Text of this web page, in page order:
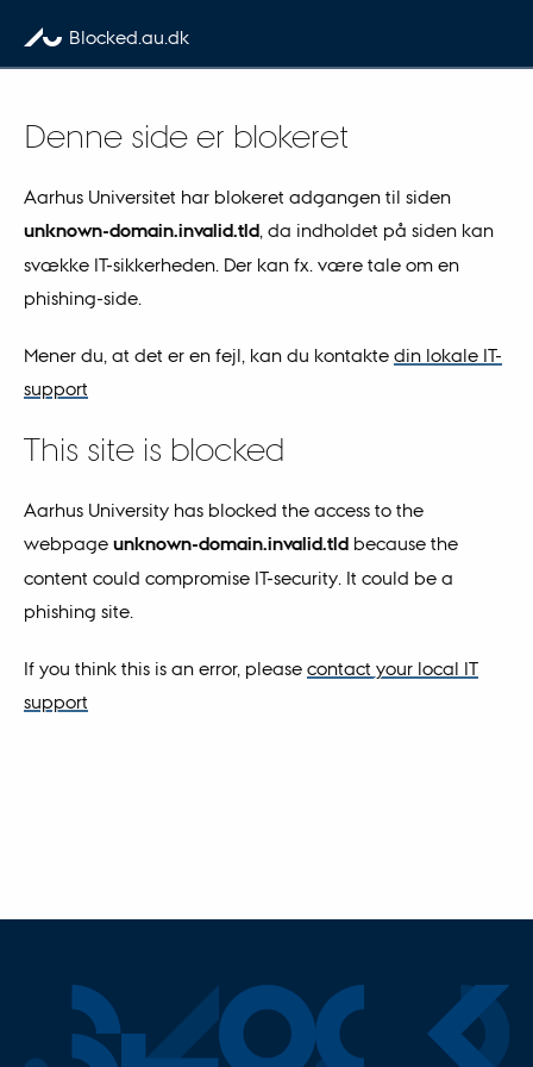
Skip to content
Blocked.au.dk
Denne side er blokeret
Aarhus Universitet har blokeret adgangen til siden
unknown-domain.invalid.tld, da indholdet på siden kan
svække IT-sikkerheden. Der kan fx. være tale om en
phishing-side.
Mener du, at det er en fejl, kan du kontakte din lokale IT-
support
This site is blocked
Aarhus University has blocked the access to the
webpage unknown-domain.invalid.tldbecause the
content could compromise IT-security. It could be a
phishing site.
If you think this is an error, please contact your local IT
support